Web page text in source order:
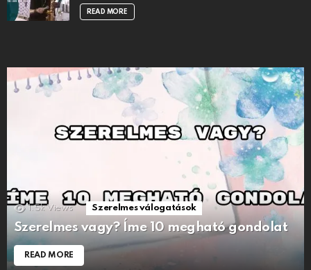
READ MORE
1.5k Views Szerelmes válogatások
Szerelmes vagy? Íme 10 megható gondolat
READ MORE